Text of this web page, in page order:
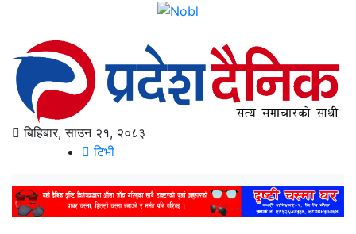
बिहिबार, साउन २१, २०८३
टिभी